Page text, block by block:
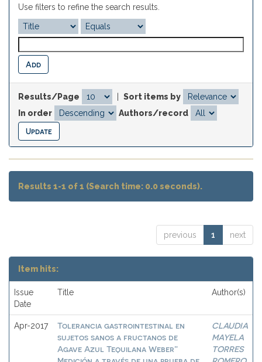
Use filters to refine the search results.
Results/Page
Sort items by
In order
Authors/record
Results 1-1 of 1 (Search time: 0.0 seconds).
previous 1 next
Item hits:
Issue
Date
Title Author(s)
Apr-2017
Tolerancia gastrointestinal en
sujetos sanos a fructanos de
Agave Azul Tequilana Weber”
CLAUDIA
MAYELA
TORRES